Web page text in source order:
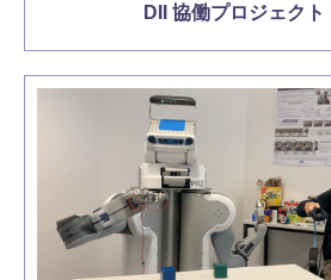
DII 協働プロジェクト